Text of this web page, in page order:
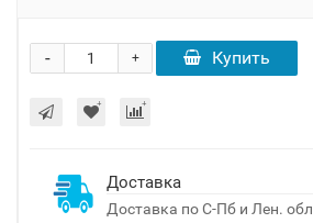
+
- Купить
Доставка
Доставка по С-Пб и Лен.